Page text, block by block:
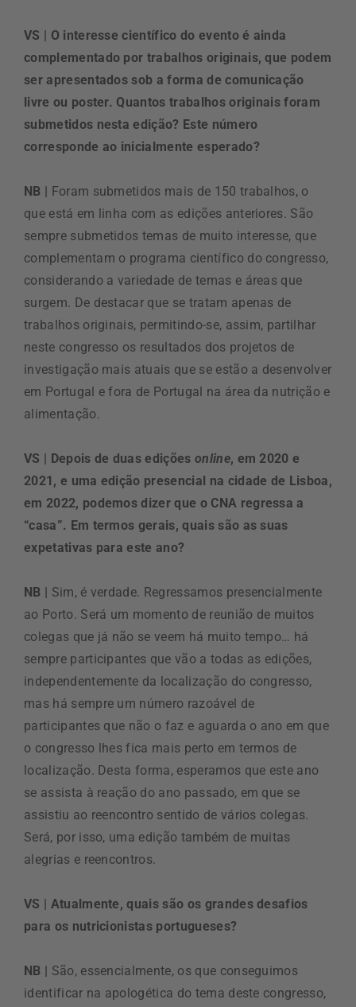
VS | O interesse científico do evento é ainda
complementado por trabalhos originais, que podem
ser apresentados sob a forma de comunicação
livre ou poster. Quantos trabalhos originais foram
submetidos nesta edição? Este número
corresponde ao inicialmente esperado?
NB | Foram submetidos mais de 150 trabalhos, o
que está em linha com as edições anteriores. São
sempre submetidos temas de muito interesse, que
complementam o programa científico do congresso,
considerando a variedade de temas e áreas que
surgem. De destacar que se tratam apenas de
trabalhos originais, permitindo-se, assim, partilhar
neste congresso os resultados dos projetos de
investigação mais atuais que se estão a desenvolver
em Portugal e fora de Portugal na área da nutrição e
alimentação.
VS | Depois de duas edições online, em 2020 e
2021, e uma edição presencial na cidade de Lisboa,
em 2022, podemos dizer que o CNA regressa a
“casa”. Em termos gerais, quais são as suas
expetativas para este ano?
NB | Sim, é verdade. Regressamos presencialmente
ao Porto. Será um momento de reunião de muitos
colegas que já não se veem há muito tempo… há
sempre participantes que vão a todas as edições,
independentemente da localização do congresso,
mas há sempre um número razoável de
participantes que não o faz e aguarda o ano em que
o congresso lhes fica mais perto em termos de
localização. Desta forma, esperamos que este ano
se assista à reação do ano passado, em que se
assistiu ao reencontro sentido de vários colegas.
Será, por isso, uma edição também de muitas
alegrias e reencontros.
VS | Atualmente, quais são os grandes desafios
para os nutricionistas portugueses?
NB | São, essencialmente, os que conseguimos
identificar na apologética do tema deste congresso,